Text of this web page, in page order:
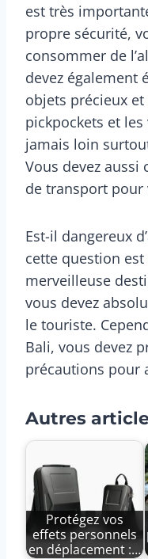
est très
propre sécurité,
consommer de
devez également
objets précieux
pickpockets et les
jamais loin
Vous devez aussi
de transport pour
Est-il dangereux
cette question
merveilleuse
vous devez
le touriste.
Bali, vous devez
précautions pour
Autres
Protégez vos
effets personnels
en déplacement :…